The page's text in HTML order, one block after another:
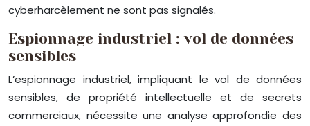
cyberharcèlement ne sont pas signalés.
Espionnage industriel : vol de données
sensibles
L’espionnage industriel, impliquant le vol de données
sensibles, de propriété intellectuelle et de secrets
commerciaux, nécessite une analyse approfondie des